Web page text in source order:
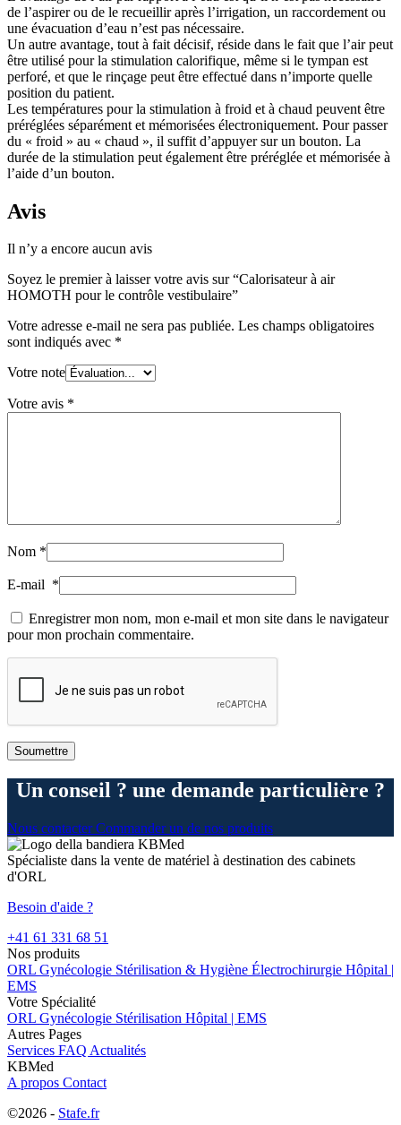
de l’aspirer ou de le recueillir après l’irrigation, un raccordement ou
une évacuation d’eau n’est pas nécessaire.
Un autre avantage, tout à fait décisif, réside dans le fait que l’air peut
être utilisé pour la stimulation calorifique, même si le tympan est
perforé, et que le rinçage peut être effectué dans n’importe quelle
position du patient.
Les températures pour la stimulation à froid et à chaud peuvent être
préréglées séparément et mémorisées électroniquement. Pour passer
du « froid » au « chaud », il suffit d’appuyer sur un bouton. La
durée de la stimulation peut également être préréglée et mémorisée à
l’aide d’un bouton.
Avis
Il n’y a encore aucun avis
Soyez le premier à laisser votre avis sur “Calorisateur à air
HOMOTH pour le contrôle vestibulaire”
Votre adresse e-mail ne sera pas publiée. Les champs obligatoires
sont indiqués avec *
Votre note
Votre avis *
Nom *
E-mail *
Enregistrer mon nom, mon e-mail et mon site dans le navigateur
pour mon prochain commentaire.
Un conseil ? une demande particulière ?
Nous contacter Commander un de nos produits
Spécialiste dans la vente de matériel à destination des cabinets
d'ORL
Besoin d'aide ?
+41 61 331 68 51
Nos produits
ORL Gynécologie Stérilisation & Hygiène Électrochirurgie Hôpital |
EMS
Votre Spécialité
ORL Gynécologie Stérilisation Hôpital | EMS
Autres Pages
Services FAQ Actualités
KBMed
A propos Contact
©2026 - Stafe.fr